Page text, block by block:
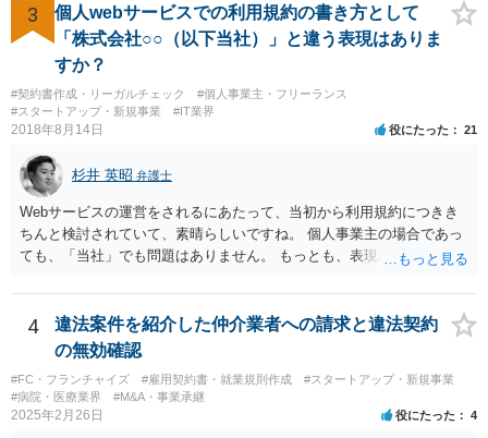
は、その商品を売ったときに対価を回収しているので、商標権は用い
尽くされている（用尽、消尽といいます。）と解釈されます。他方
で、商標権者の預かり知らないところで、販売した商品から別の商品
（コピー品やリメイク品）が作りだされてしまうと、その商品が仮に
酷い品質であれば、商標権者のブランドイメージが傷ついてしまいま
すし、その証商標権者にクレームが来てしまいますので、商標権を侵
害します。その商品が流通すれば商標権（ロゴマーク等）に対する一
般消費者の信頼も害することになります。また、本来商標権者に入る
べき利益が入らないことになります。 修理だけではそのような問題は
生じません。
3
個人webサービスでの利用規約の書き方として
「株式会社○○（以下当社）」と違う表現はありま
すか？
#契約書作成・リーガルチェック
#個人事業主・フリーランス
#スタートアップ・新規事業
#IT業界
2018年8月14日 役にたった 21
杉井 英昭 弁護士
Webサービスの運営をされるにあたって、当初から利用規約につきき
ちんと検討されていて、素晴らしいですね。 個人事業主の場合であっ
ても、「当社」でも問題はありません。 もっとも、表現に違和感があ
さんが「ABCウェブサービス」の屋号で事業を運営する際には、「当
社」の代わりに「ABCウェブサービス」とか「ABCWS」を使う等で
4
違法案件を紹介した仲介業者への請求と違法契約
の無効確認
#FC・フランチャイズ #雇用契約書・就業規則作成
#スタートアップ・新規事業
#病院・医療業界
#M&A・事業承継
2025年2月26日 役にたった 4